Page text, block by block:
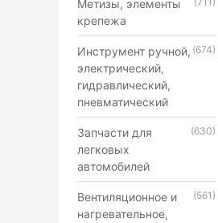
Метизы, элементы
крепежа
Инструмент ручной,
электрический,
гидравлический,
пневматический
(674)
Запчасти для
легковых
автомобилей
(630)
Вентиляционное и
нагревательное,
(561)